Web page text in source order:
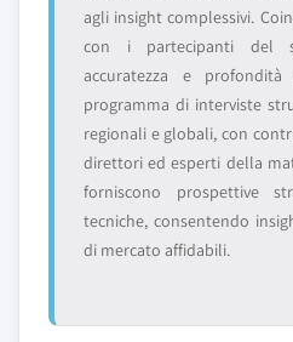
agli insight complessivi.
con i partecipanti del
accuratezza e
programma di interviste
regionali e globali, con
direttori ed esperti della
forniscono prospettive
tecniche, consentendo
di mercato affidabili.